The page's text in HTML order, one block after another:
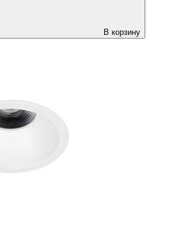
В корзину